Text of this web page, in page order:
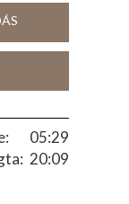
05:29
20:09